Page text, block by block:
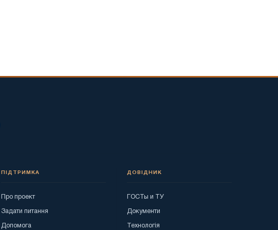
ПІДТРИМКА
Про проект
Задати питання
Допомога
ДОВІДНИК
ГОСТы и ТУ
Документи
Технологія